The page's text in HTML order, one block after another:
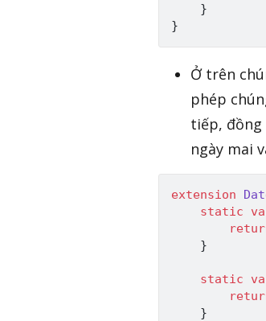
}
}
Ở trên
phép
tiếp, đồng
ngày mai
extension
static
}
static
}